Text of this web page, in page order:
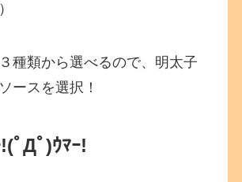
種類から選べるので、明太子
ースを選択！
(ﾟДﾟ)ｳﾏｰ!